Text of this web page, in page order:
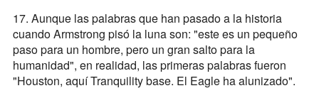
17. Aunque las palabras que han pasado a la historia
cuando Armstrong pisó la luna son: "este es un pequeño
paso para un hombre, pero un gran salto para la
humanidad", en realidad, las primeras palabras fueron
"Houston, aquí Tranquility base. El Eagle ha alunizado".